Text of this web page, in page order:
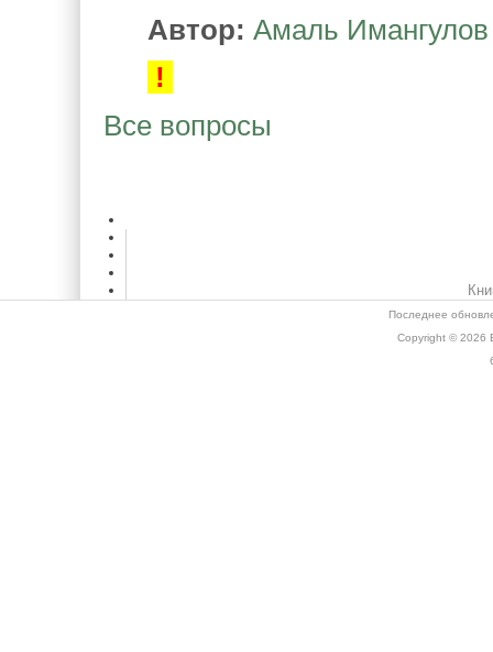
Автор: Амаль Имангулов
!
Все вопросы
Последнее
Copyright © 2026